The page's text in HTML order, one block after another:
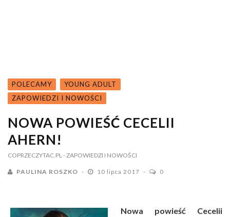
POLECAMY
YOUNG ADULT
ZAPOWIEDZI I NOWOŚCI
NOWA POWIEŚĆ CECELII
AHERN!
COPRZECZYTAC.PL - ZAPOWIEDZI I NOWOŚCI
PAULINA ROSZKO 10 lipca 2017 0
Nowa powieść Cecelii